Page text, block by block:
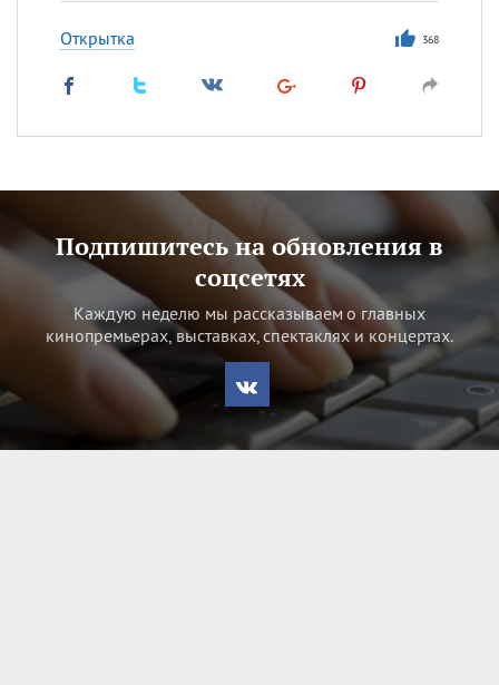
Открытка 368
Подпишитесь на обновления в
соцсетях
Каждую неделю мы рассказываем о главных
кинопремьерах, выставках, спектаклях и концертах.